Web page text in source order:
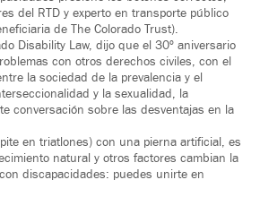
del RTD y experto en transporte público
de The Colorado Trust).
Disability Law, dijo que el 30º aniversario
con otros derechos civiles, con el
la sociedad de la prevalencia y el
y la sexualidad, la
conversación sobre las desventajas en la
en triatlones) con una pierna artificial, es
natural y otros factores cambian la
discapacidades: puedes unirte en